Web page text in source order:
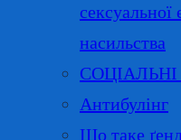
сексуальної
насильства
Антибулінг
Що таке